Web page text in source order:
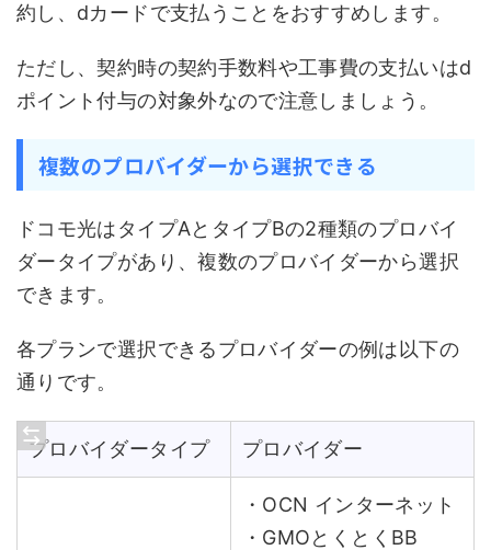
約し、dカードで支払うことをおすすめします。
ただし、契約時の契約手数料や工事費の支払いはd
ポイント付与の対象外なので注意しましょう。
複数のプロバイダーから選択できる
ドコモ光はタイプAとタイプBの2種類のプロバイ
ダータイプがあり、複数のプロバイダーから選択
できます。
各プランで選択できるプロバイダーの例は以下の
通りです。
プロバイダータイプ プロバイダー
・OCN インターネット
・GMOとくとくBB